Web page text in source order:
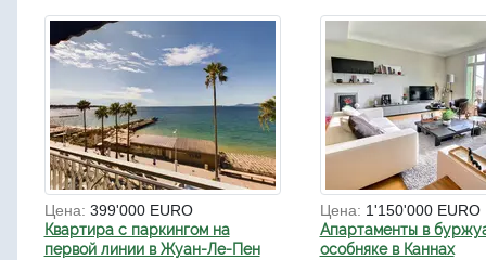
Цена: 399'000 EURO
Квартира с паркингом на
первой линии в Жуан-Ле-Пен
Цена: 1'150'000 EURO
Апартаменты в
особняке в Каннах